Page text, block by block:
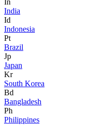
In
India
Id
Indonesia
Pt
Brazil
Jp
Japan
Kr
South Korea
Bd
Bangladesh
Ph
Philippines